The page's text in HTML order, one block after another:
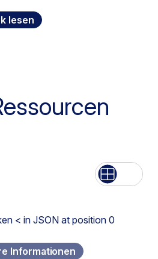
lesen
Aufführen
Netz
< in JSON at position 0
Informationen